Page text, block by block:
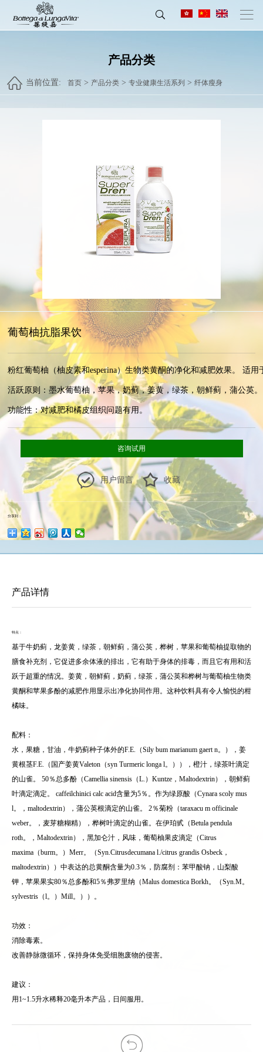
产品分类
当前位置: 首页 > 产品分类 >专业健康生活系列 >纤体瘦身
葡萄柚抗脂果饮
粉红葡萄柚（柚皮素和esperina）生物类黄酮的净化和减肥效果。 适
活跃原则：墨水葡萄柚，苹果，奶蓟，姜黄，绿茶，朝鲜蓟，蒲公英。
功能性：对减肥和橘皮组织问题有用。
咨询试用
用户留言 收藏
分享到：
产品详情
特点：
基于牛奶蓟，龙姜黄，绿茶，朝鲜蓟，蒲公英，桦树，苹果和葡萄柚提取物的
膳食补充剂，它促进多余体液的排出，它有助于身体的排毒，而且它有用和活
跃于超重的情况。姜黄，朝鲜蓟，奶蓟，绿茶，蒲公英和桦树与葡萄柚生物类
黄酮和苹果多酚的减肥作用显示出净化协同作用。这种饮料具有令人愉悦的柑
橘味。
配料：
水，果糖，甘油，牛奶蓟种子体外的F.E.（Sily bum marianum gaert n。），姜
黄根茎F.E.（国产姜黄Valeton（syn Turmeric longa l。）），橙汁，绿茶叶滴定
的山雀。 50％总多酚（Camellia sinensis（L.）Kuntze，Maltodextrin），朝鲜蓟
叶滴定滴定。 caffeilchinici calc acid含量为5％。作为绿原酸（Cynara scoly mus
l。，maltodextrin），蒲公英根滴定的山雀。 2％菊粉（taraxacu m officinale
weber。，麦芽糖糊精），桦树叶滴定的山雀。在伊珀甙（Betula pendula
roth。，Maltodextrin），黑加仑汁，风味，葡萄柚果皮滴定（Citrus
maxima（burm。）Merr。（Syn.Citrusdecumana l./citrus grandis Osbeck，
maltodextrin））中表达的总黄酮含量为0.3％，防腐剂：苯甲酸钠，山梨酸
钾，苹果果实80％总多酚和5％弗罗里纳（Malus domestica Borkh。（Syn.M。
sylvestris（l。）Mill。））。
功效：
消除毒素。
改善静脉微循环，保持身体免受细胞废物的侵害。
建议：
用1~1.5升水稀释20毫升本产品，日间服用。